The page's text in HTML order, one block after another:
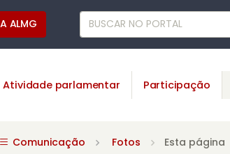
ALMG
Atividade parlamentar Participação
Comunicação Fotos Esta página